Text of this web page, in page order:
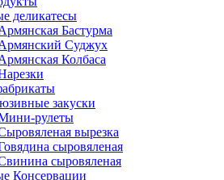
деликатесы
Бастурма
Суджух
Колбаса
закуски
рулеты
вырезка
сыровяленая
сыровяленая
Консервации